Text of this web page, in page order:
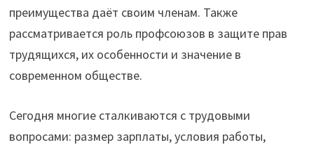
преимущества даёт своим членам. Также
рассматривается роль профсоюзов в защите прав
трудящихся, их особенности и значение в
современном обществе.
Сегодня многие сталкиваются с трудовыми
вопросами: размер зарплаты, условия работы,